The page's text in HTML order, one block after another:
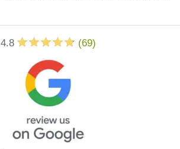
4.8 (69)